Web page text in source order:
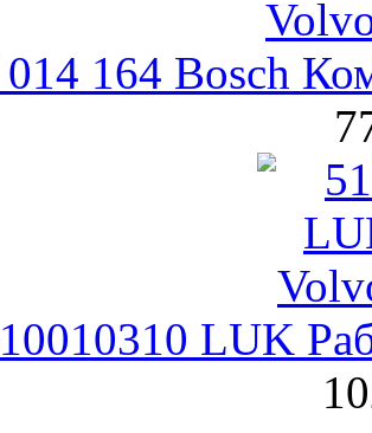
164 Bosch
LUK